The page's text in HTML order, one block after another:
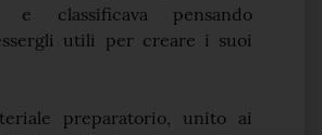
e classificava pensando
utili per creare i suoi
preparatorio, unito ai